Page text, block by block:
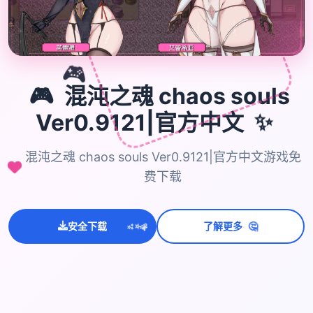
🎮
🎮 混沌之魂 chaos souls
Ver0.9121|官方中文 ✨
混沌之魂 chaos souls Ver0.9121|官方中文游戏免
费下载
安全下载 ✨⭐💫 了解更多 🤔